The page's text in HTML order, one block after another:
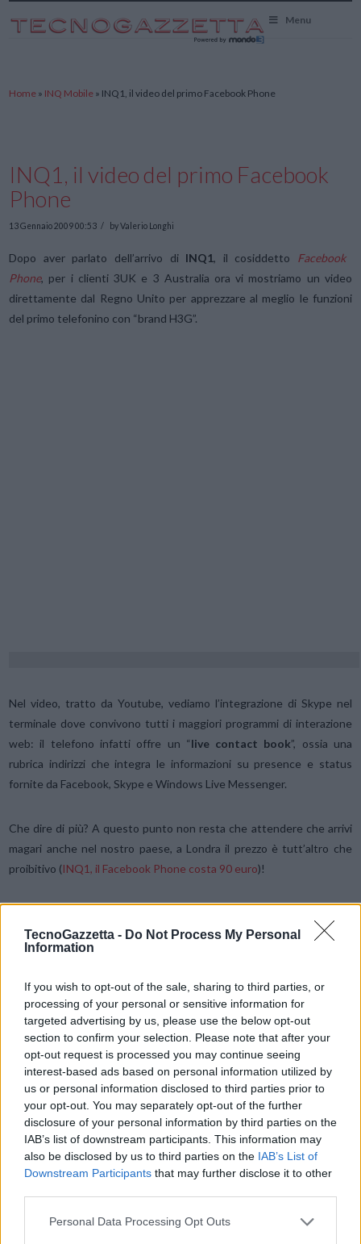
TecnoGazzetta - Do Not Process My Personal
Information
If you wish to opt-out of the sale, sharing to third parties, or
processing of your personal or sensitive information for
targeted advertising by us, please use the below opt-out
section to confirm your selection. Please note that after your
opt-out request is processed you may continue seeing
interest-based ads based on personal information utilized by
us or personal information disclosed to third parties prior to
your opt-out. You may separately opt-out of the further
disclosure of your personal information by third parties on the
IAB’s list of downstream participants. This information may
also be disclosed by us to third parties on the IAB’s List of
Downstream Participants that may further disclose it to other
Personal Data Processing Opt Outs
Menu
Home » INQ Mobile » INQ1, il video del primo Facebook Phone
INQ1, il video del primo Facebook
Phone
13 Gennaio 2009 00:53 by Valerio Longhi
Dopo aver parlato dell’arrivo di INQ1, il cosiddetto Facebook
Phone, per i clienti 3UK e 3 Australia ora vi mostriamo un video
direttamente dal Regno Unito per apprezzare al meglio le funzioni
del primo telefonino con “brand H3G”.
Nel video, tratto da Youtube, vediamo l’integrazione di Skype nel
terminale dove convivono tutti i maggiori programmi di interazione
web: il telefono infatti offre un “live contact book”, ossia una
rubrica indirizzi che integra le informazioni su presence e status
fornite da Facebook, Skype e Windows Live Messenger.
Che dire di più? A questo punto non resta che attendere che arrivi
magari anche nel nostro paese, a Londra il prezzo è tutt’altro che
proibitivo (INQ1, il Facebook Phone costa 90 euro)!
E-mail LinkedIn Facebook X
Mastodon Telegram WhatsApp
Stampa Altro
Vuoi ricevere gli aggiornamenti delle news di TecnoGazzetta?
Inserisci nome ed indirizzo E-Mail: